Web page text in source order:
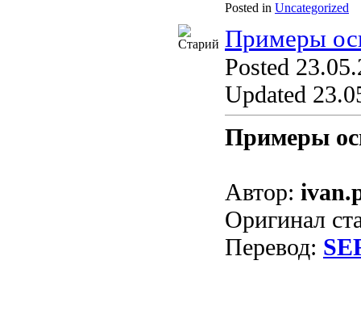
Posted in Uncategorized
Примеры
Posted
Updated
Примеры
Автор:
Оригинал
Перевод: